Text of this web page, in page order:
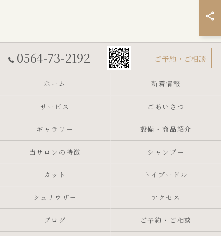
0564-73-2192 ご予約・ご相談
ホーム 新着情報
サービス ごあいさつ
ギャラリー 設備・商品紹介
当サロンの特徴 シャンプー
カット トイプードル
シュナウザー アクセス
ブログ ご予約・ご相談